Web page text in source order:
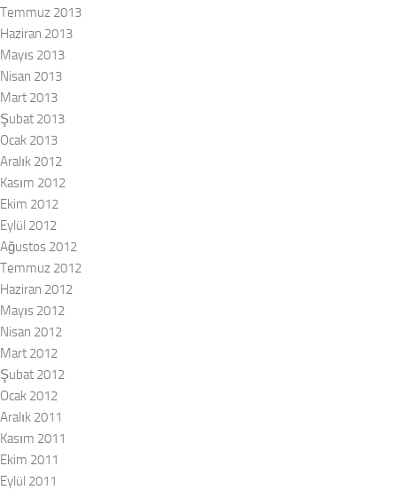
Temmuz 2013
Haziran 2013
Mayıs 2013
Nisan 2013
Mart 2013
Şubat 2013
Ocak 2013
Aralık 2012
Kasım 2012
Ekim 2012
Eylül 2012
Ağustos 2012
Temmuz 2012
Haziran 2012
Mayıs 2012
Nisan 2012
Mart 2012
Şubat 2012
Ocak 2012
Aralık 2011
Kasım 2011
Ekim 2011
Eylül 2011